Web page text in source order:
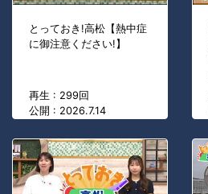
とっておき!高松【熱中症
に御注意ください!】
再生 : 299回
公開 : 2026.7.14